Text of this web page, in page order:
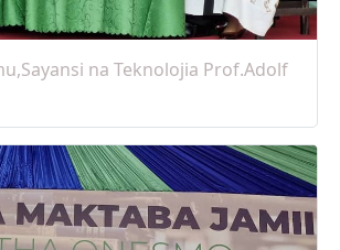
na Teknolojia Prof.Adolf